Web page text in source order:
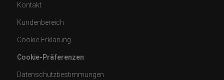
Kontakt
Kundenbereich
Cookie-Erklärung
Cookie-Präferenzen
Datenschutzbestimmungen